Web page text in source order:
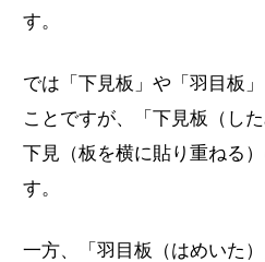
す。
では「下見板」や「羽目板
ことですが、「下見板（し
下見（板を横に貼り重ねる
す。
一方、「羽目板（はめいた